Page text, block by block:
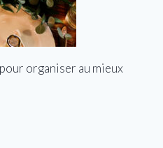
organiser au mieux